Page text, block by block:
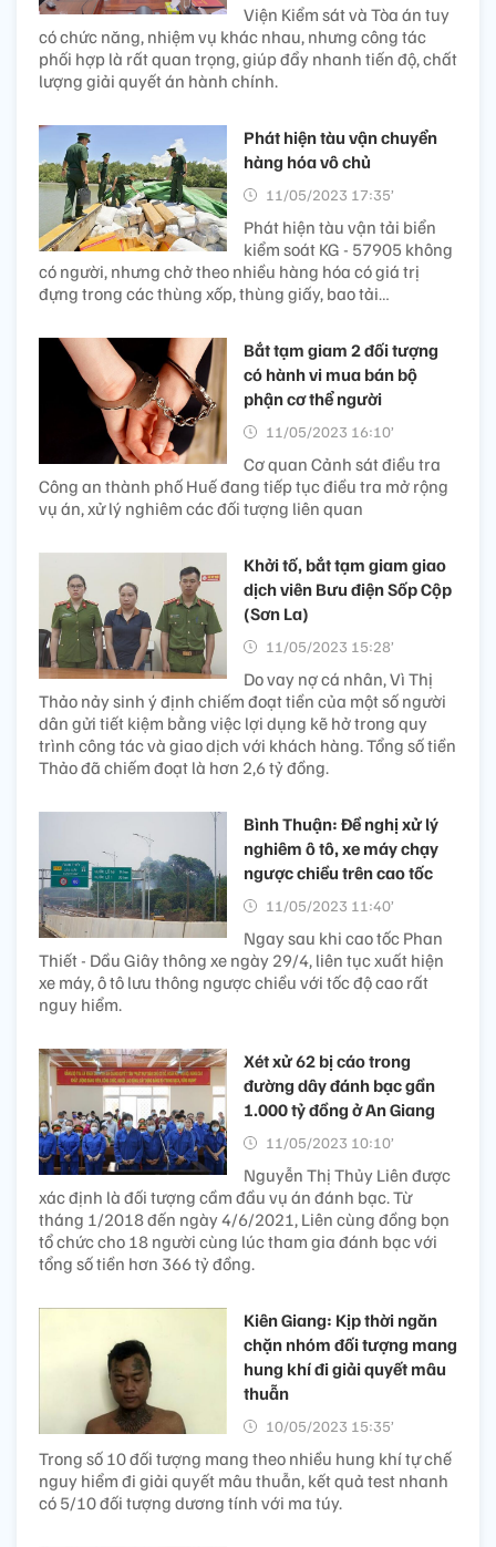
Viện Kiểm sát và Tòa án tuy
có chức năng, nhiệm vụ khác nhau, nhưng công tác
phối hợp là rất quan trọng, giúp đẩy nhanh tiến độ, chất
lượng giải quyết án hành chính.
Phát hiện tàu vận chuyển
hàng hóa vô chủ
11/05/2023 17:35’
Phát hiện tàu vận tải biển
kiểm soát KG - 57905 không
có người, nhưng chở theo nhiều hàng hóa có giá trị
đựng trong các thùng xốp, thùng giấy, bao tải…
Bắt tạm giam 2 đối tượng
có hành vi mua bán bộ
phận cơ thể người
11/05/2023 16:10’
Cơ quan Cảnh sát điều tra
Công an thành phố Huế đang tiếp tục điều tra mở rộng
vụ án, xử lý nghiêm các đối tượng liên quan
Khởi tố, bắt tạm giam giao
dịch viên Bưu điện Sốp Cộp
(Sơn La)
11/05/2023 15:28’
Do vay nợ cá nhân, Vì Thị
Thảo nảy sinh ý định chiếm đoạt tiền của một số người
dân gửi tiết kiệm bằng việc lợi dụng kẽ hở trong quy
trình công tác và giao dịch với khách hàng. Tổng số tiền
Thảo đã chiếm đoạt là hơn 2,6 tỷ đồng.
Bình Thuận: Đề nghị xử lý
nghiêm ô tô, xe máy chạy
ngược chiều trên cao tốc
11/05/2023 11:40’
Ngay sau khi cao tốc Phan
Thiết - Dầu Giây thông xe ngày 29/4, liên tục xuất hiện
xe máy, ô tô lưu thông ngược chiều với tốc độ cao rất
nguy hiểm.
Xét xử 62 bị cáo trong
đường dây đánh bạc gần
1.000 tỷ đồng ở An Giang
11/05/2023 10:10’
Nguyễn Thị Thủy Liên được
xác định là đối tượng cầm đầu vụ án đánh bạc. Từ
tháng 1/2018 đến ngày 4/6/2021, Liên cùng đồng bọn
tổ chức cho 18 người cùng lúc tham gia đánh bạc với
tổng số tiền hơn 366 tỷ đồng.
Kiên Giang: Kịp thời ngăn
chặn nhóm đối tượng mang
hung khí đi giải quyết mâu
thuẫn
10/05/2023 15:35’
Trong số 10 đối tượng mang theo nhiều hung khí tự chế
nguy hiểm đi giải quyết mâu thuẫn, kết quả test nhanh
có 5/10 đối tượng dương tính với ma túy.